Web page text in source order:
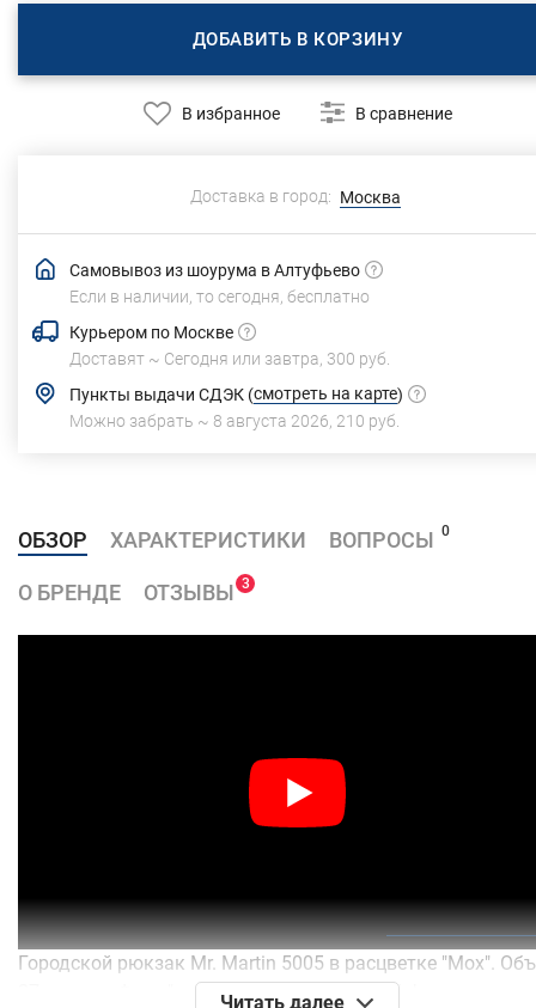
ДОБАВИТЬ В КОРЗИНУ
В избранное В сравнение
Доставка в город: Москва
Самовывоз из шоурума в Алтуфьево
Если в наличии, то сегодня, бесплатно
Курьером по Москве
Доставят ~ Сегодня или завтра, 300 руб.
Пункты выдачи СДЭК (смотреть на карте)
Можно забрать ~ 8 августа 2026 210 руб.
ОБЗОР ХАРАКТЕРИСТИКИ ВОПРОСЫ 0
О БРЕНДЕ ОТЗЫВЫ 3
Городской рюкзак Mr. Martin 5005 в расцветке "Мох".
27 литров. Фото "живые", сделаны в нашей фотостудии.
Читать далее